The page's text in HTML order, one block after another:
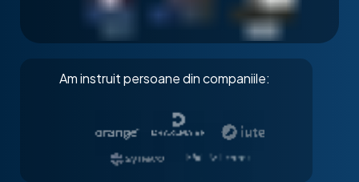
Am instruit persoane din companiile: